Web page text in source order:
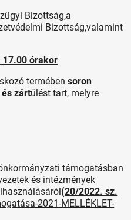
Bizottság,a
Bizottság,valamint
17.00 órakor
termébensoron
zártülést tart, melyre
támogatásban
és intézmények
(20/2022. sz.
2021-MELLÉKLET-